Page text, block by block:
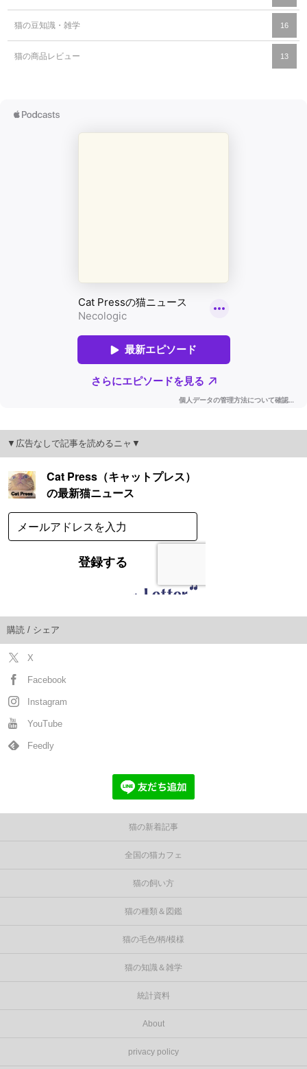
猫の豆知識・雑学 16
猫の商品レビュー 13
▼広告なしで記事を読めるニャ▼
購読 / シェア
X
Facebook
Instagram
YouTube
Feedly
猫の新着記事
全国の猫カフェ
猫の飼い方
猫の種類＆図鑑
猫の毛色/柄/模様
猫の知識＆雑学
統計資料
About
privacy policy